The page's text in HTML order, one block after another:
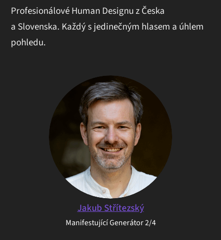
Profesionálové Human Designu z Česka
a Slovenska. Každý s jedinečným hlasem a úhlem
pohledu.
Jakub Střítezský
Manifestující Generátor 2/4